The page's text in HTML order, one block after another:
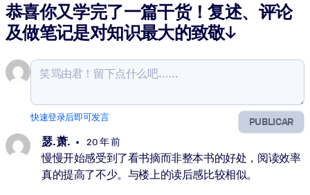
恭喜你又学完了一篇干货！复述、评论
及做笔记是对知识最大的致敬↓
PUBLICAR
快速登录后即可发言
瑟. 萧. 20 年 前
慢慢开始感受到了看书摘而非整本书的好处，阅读效率
真的提高了不少。与楼上的读后感比较相似。